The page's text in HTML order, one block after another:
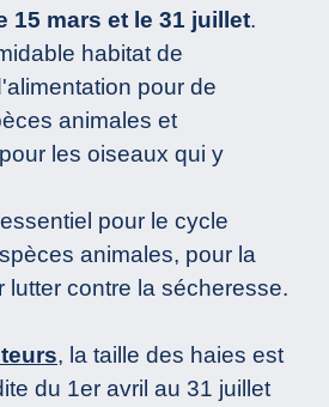
15 mars et le 31 juillet.
habitat de
pour de
animales et
les oiseaux qui y
pour le cycle
animales, pour la
lutter contre la sécheresse.
, la taille des haies est
du 1er avril au 31 juillet